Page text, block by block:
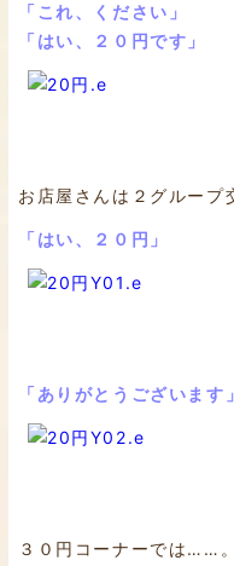
「これ、ください」
「はい、２０円です」
お店屋さんは２グループ
「はい、２０円」
「ありがとうございます」
３０円コーナーでは……。